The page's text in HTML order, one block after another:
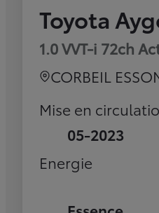
Toyota
1.0 VVT-i 72ch
CORBEIL
Mise en
05-2023
Energie